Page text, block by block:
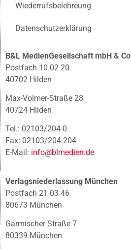
Wiederrufsbelehreung
Datenschutzerklärung
B&L MedienGesellschaft mbH &
Postfach 10 02 20
40702 Hilden
Max-Volmer-Straße 28
40724 Hilden
Tel.: 02103/204-0
Fax: 02103/204-204
E-Mail: info@blmedien.de
Verlagsniederlassung München
Postfach 21 03 46
80673 München
Garmischer Straße 7
80339 München